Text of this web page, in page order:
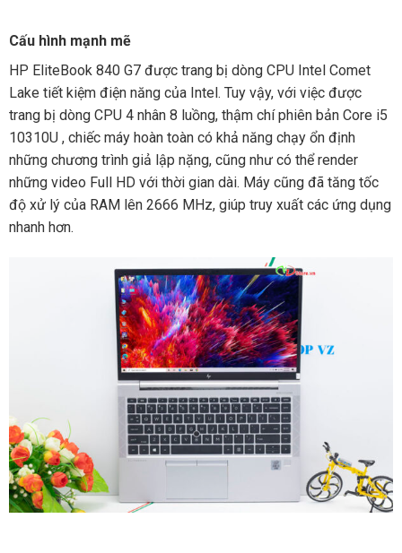
Cấu hình mạnh mẽ
HP EliteBook 840 G7 được trang bị dòng CPU Intel Comet
Lake tiết kiệm điện năng của Intel. Tuy vậy, với việc được
trang bị dòng CPU 4 nhân 8 luồng, thậm chí phiên bản Core i5
10310U , chiếc máy hoàn toàn có khả năng chạy ổn định
những chương trình giả lập nặng, cũng như có thể render
những video Full HD với thời gian dài. Máy cũng đã tăng tốc
độ xử lý của RAM lên 2666 MHz, giúp truy xuất các ứng dụng
nhanh hơn.